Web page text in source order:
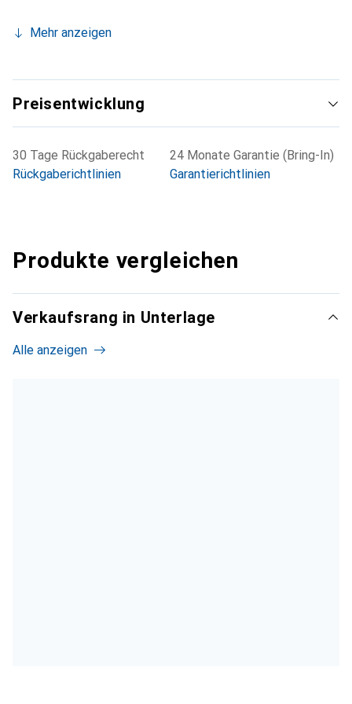
Mehr anzeigen
Preisentwicklung
30 Tage Rückgaberecht
Rückgaberichtlinien
24 Monate Garantie (Bring-In)
Garantierichtlinien
Produkte vergleichen
Verkaufsrang in Unterlage
Alle anzeigen